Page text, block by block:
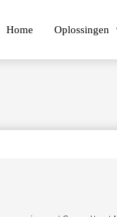
Home Oplossingen